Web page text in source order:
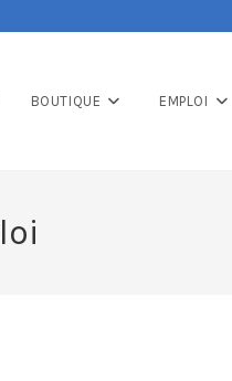
BOUTIQUE EMPLOI